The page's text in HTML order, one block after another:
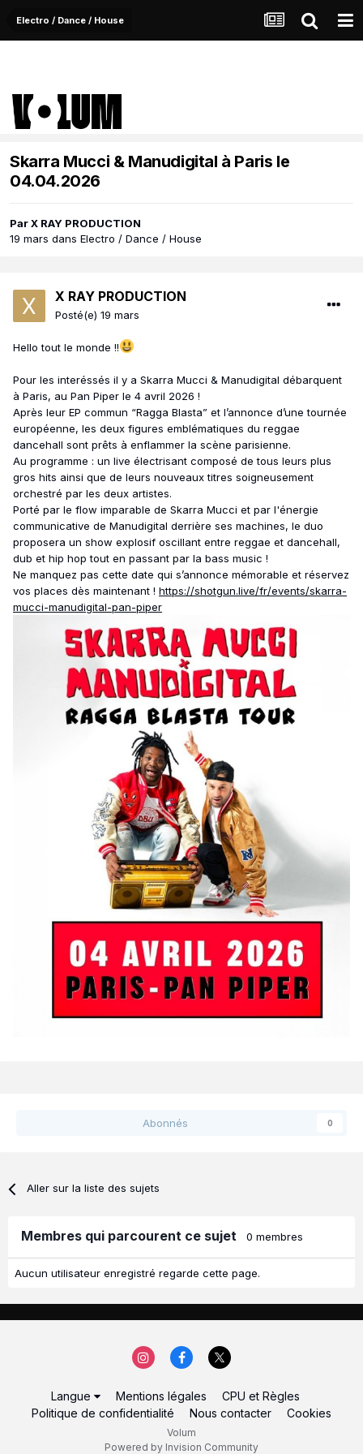
Electro / Dance / House
Skarra Mucci & Manudigital à Paris le
04.04.2026
ParX RAY PRODUCTION
19 mars dans Electro / Dance / House
X RAY PRODUCTION
Posté(e) 19 mars
Hello tout le monde !!
Pour les interéssés il y a Skarra Mucci & Manudigital débarquent
à Paris, au Pan Piper le 4 avril 2026 !
Après leur EP commun “Ragga Blasta” et l’annonce d’une tournée
européenne, les deux figures emblématiques du reggae
dancehall sont prêts à enflammer la scène parisienne.
Au programme : un live électrisant composé de tous leurs plus
gros hits ainsi que de leurs nouveaux titres soigneusement
orchestré par les deux artistes.
Porté par le flow imparable de Skarra Mucci et par l'énergie
communicative de Manudigital derrière ses machines, le duo
proposera un show explosif oscillant entre reggae et dancehall,
dub et hip hop tout en passant par la bass music !
Ne manquez pas cette date qui s’annonce mémorable et réservez
vos places dès maintenant ! https://shotgun.live/fr/events/skarra-
mucci-manudigital-pan-piper
Abonnés 0
Aller sur la liste des sujets
Membres qui parcourent ce sujet 0 membres
Aucun utilisateur enregistré regarde cette page.
Langue Mentions légales
CPU et Règles
Politique de confidentialité
Nous contacter Cookies
Volum
Powered by Invision Community